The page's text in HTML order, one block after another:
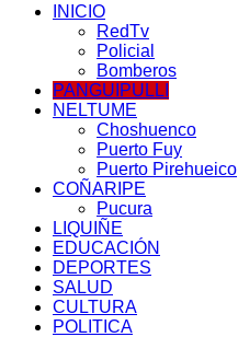
INICIO
RedTv
Policial
Bomberos
PANGUIPULLI
NELTUME
Choshuenco
Puerto Fuy
Puerto Pirehueico
COÑARIPE
Pucura
LIQUIÑE
EDUCACIÓN
DEPORTES
SALUD
CULTURA
POLITICA